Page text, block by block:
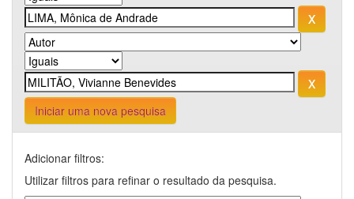
Iniciar uma nova pesquisa
Adicionar filtros:
Utilizar filtros para refinar o resultado da pesquisa.